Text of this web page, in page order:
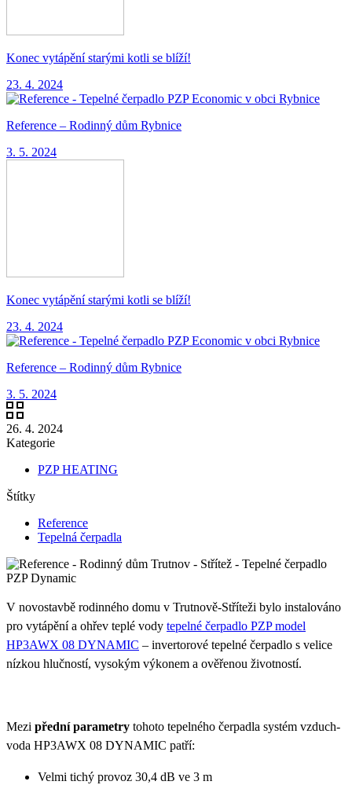
Konec vytápění starými kotli se blíží!
23. 4. 2024
Reference – Rodinný dům Rybnice
3. 5. 2024
Konec vytápění starými kotli se blíží!
23. 4. 2024
Reference – Rodinný dům Rybnice
3. 5. 2024
26. 4. 2024
Kategorie
PZP HEATING
Štítky
Reference
Tepelná čerpadla
V novostavbě rodinného domu v Trutnově-Stříteži bylo instalováno
pro vytápění a ohřev teplé vody tepelné čerpadlo PZP model
HP3AWX 08 DYNAMIC – invertorové tepelné čerpadlo s velice
nízkou hlučností, vysokým výkonem a ověřenou životností.
Mezi přední parametry tohoto tepelného čerpadla systém vzduch-
voda HP3AWX 08 DYNAMIC patří:
Velmi tichý provoz 30,4 dB ve 3 m